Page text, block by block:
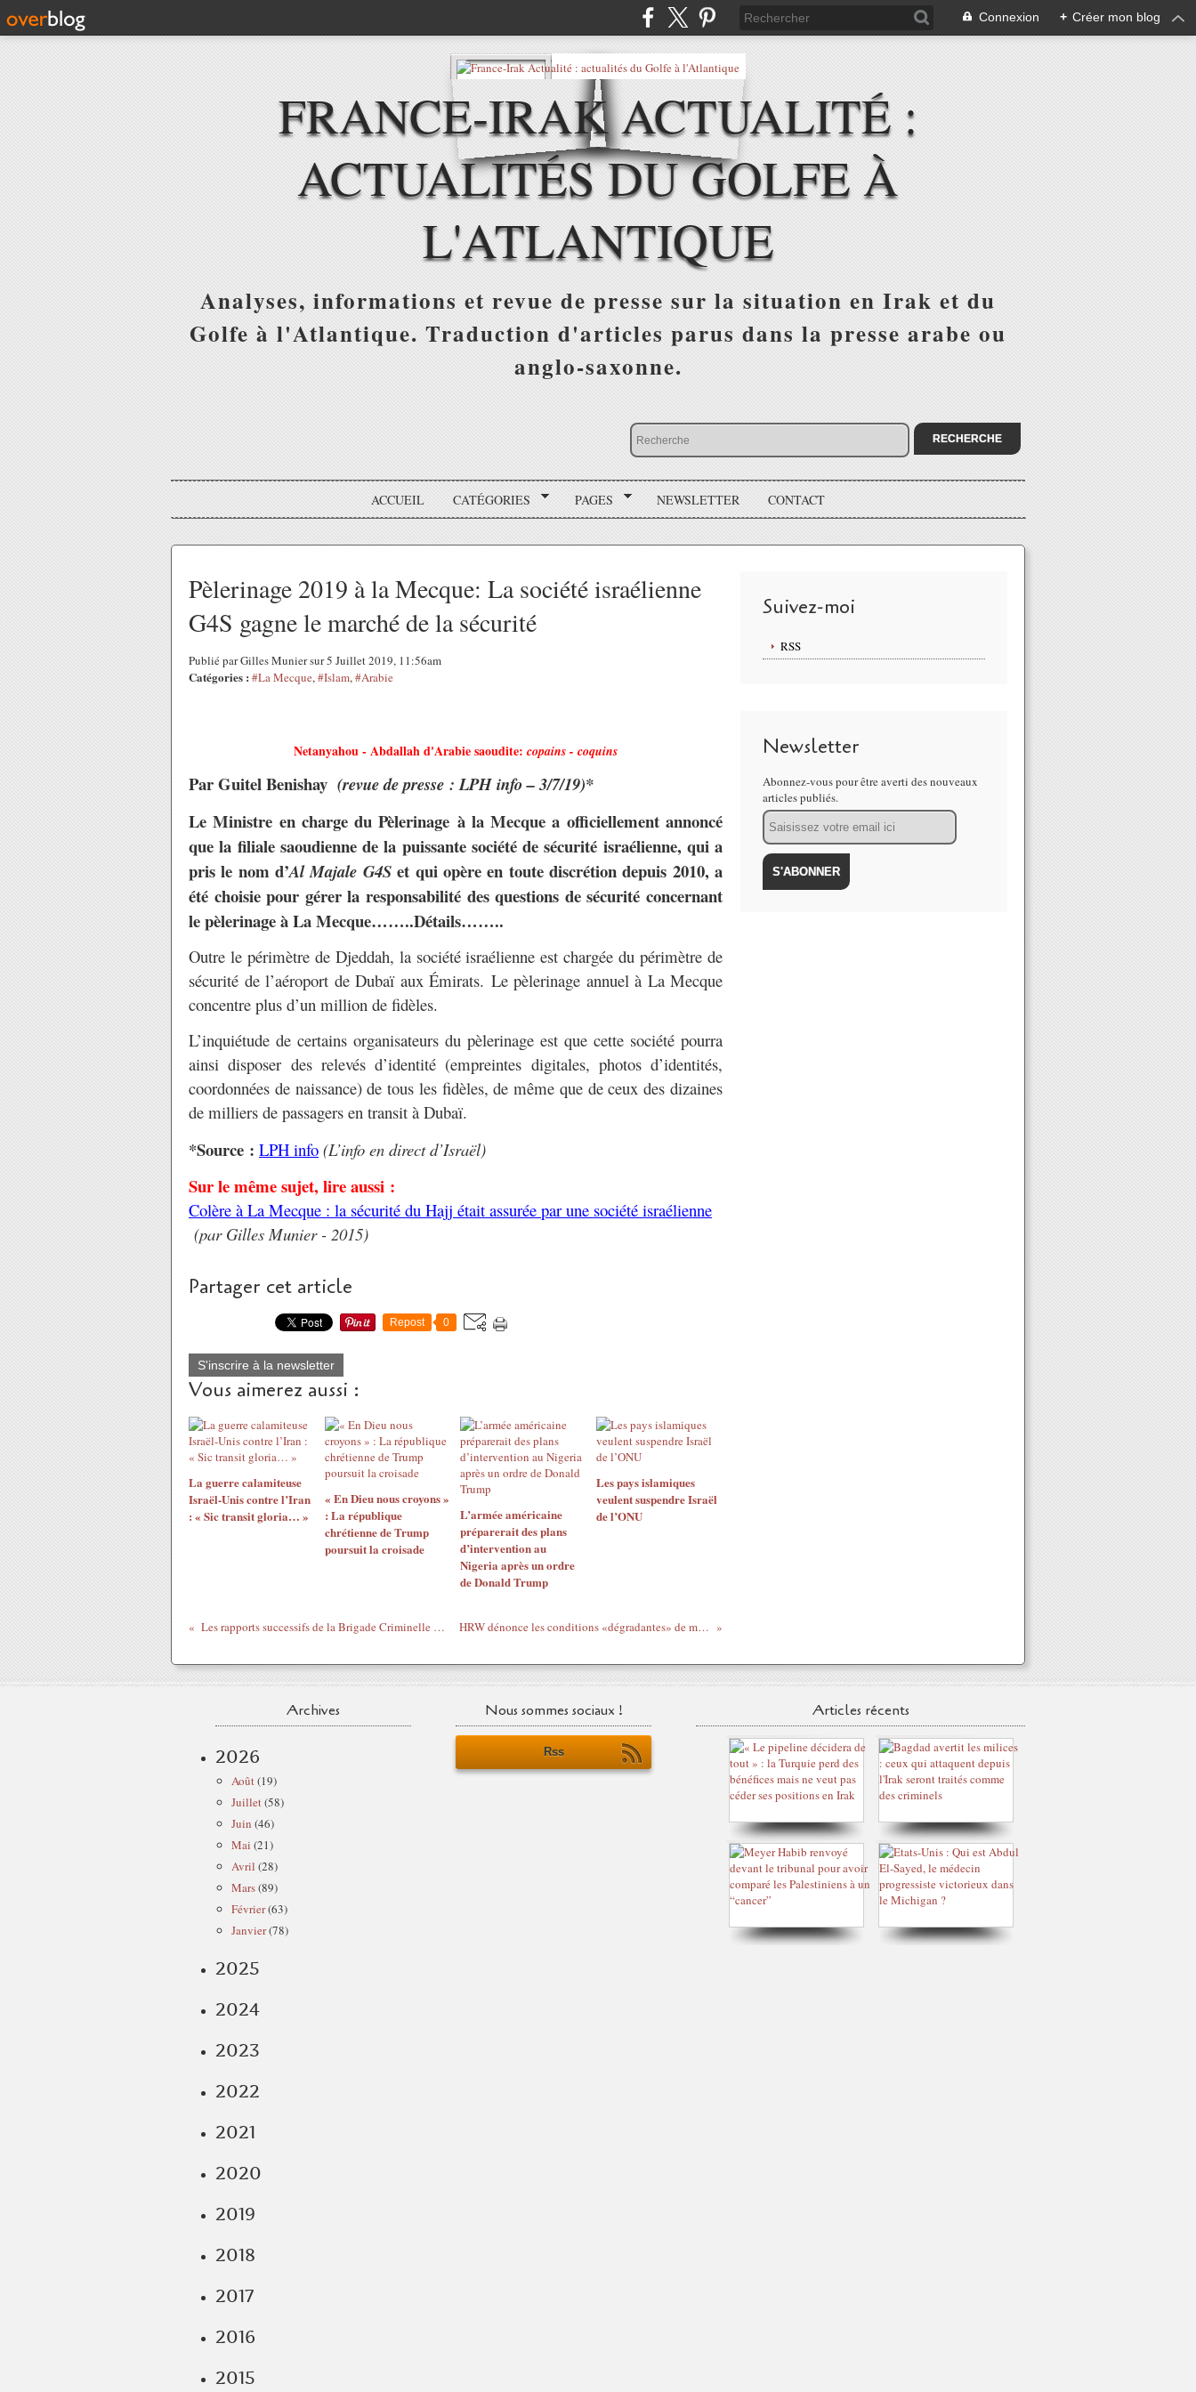
Connexion + Créer mon blog
FRANCE-IRAK ACTUALITÉ :
ACTUALITÉS DU GOLFE À
L'ATLANTIQUE
Analyses, informations et revue de presse sur la situation en Irak et du
Golfe à l'Atlantique. Traduction d'articles parus dans la presse arabe ou
anglo-saxonne.
ACCUEIL CATÉGORIES PAGES NEWSLETTER CONTACT
Pèlerinage 2019 à la Mecque: La société israélienne
G4S gagne le marché de la sécurité
Publié par Gilles Munier sur 5 Juillet 2019, 11:56am
Catégories : #La Mecque,#Islam,#Arabie
Netanyahou - Abdallah d'Arabie saoudite: copains - coquins
Par Guitel Benishay (revue de presse : LPH info – 3/7/19)*
Le Ministre en charge du Pèlerinage à la Mecque a officiellement annoncé
que la filiale saoudienne de la puissante société de sécurité israélienne, qui a
pris le nom d’Al Majale G4Set qui opère en toute discrétion depuis 2010, a
été choisie pour gérer la responsabilité des questions de sécurité concernant
le pèlerinage à La Mecque……..Détails……..
Outre le périmètre de Djeddah, la société israélienne est chargée du périmètre de
sécurité de l’aéroport de Dubaï aux Émirats. Le pèlerinage annuel à La Mecque
concentre plus d’un million de fidèles.
L’inquiétude de certains organisateurs du pèlerinage est que cette société pourra
ainsi disposer des relevés d’identité (empreintes digitales, photos d’identités,
coordonnées de naissance) de tous les fidèles, de même que de ceux des dizaines
de milliers de passagers en transit à Dubaï.
*Source : LPH info (L’info en direct d’Israël)
Sur le même sujet, lire aussi :
Colère à La Mecque : la sécurité du Hajj était assurée par une société israélienne
(par Gilles Munier - 2015)
Partager cet article
Repost 0
S'inscrire à la newsletter
Vous aimerez aussi :
La guerre calamiteuse
Israël-Unis contre l’Iran
: « Sic transit gloria… »
« En Dieu nous croyons »
: La république
chrétienne de Trump
poursuit la croisade
L’armée américaine
préparerait des plans
d’intervention au
Nigeria après un ordre
de Donald Trump
Les pays islamiques
veulent suspendre Israël
de l’ONU
Les rapports successifs de la Brigade Criminelle innocentent Tariq Ramadan HRW dénonce les conditions «dégradantes» de milliers de prisonniers en Irak
Suivez-moi
RSS
Newsletter
Abonnez-vous pour être averti des nouveaux
articles publiés.
Email
Archives
2026
Août(19)
Juillet(58)
Juin (46)
Mai (21)
Avril (28)
Mars(89)
Février(63)
Janvier(78)
2025
2024
2023
2022
2021
2020
2019
2018
2017
2016
2015
Nous sommes sociaux !
Rss
Articles récents